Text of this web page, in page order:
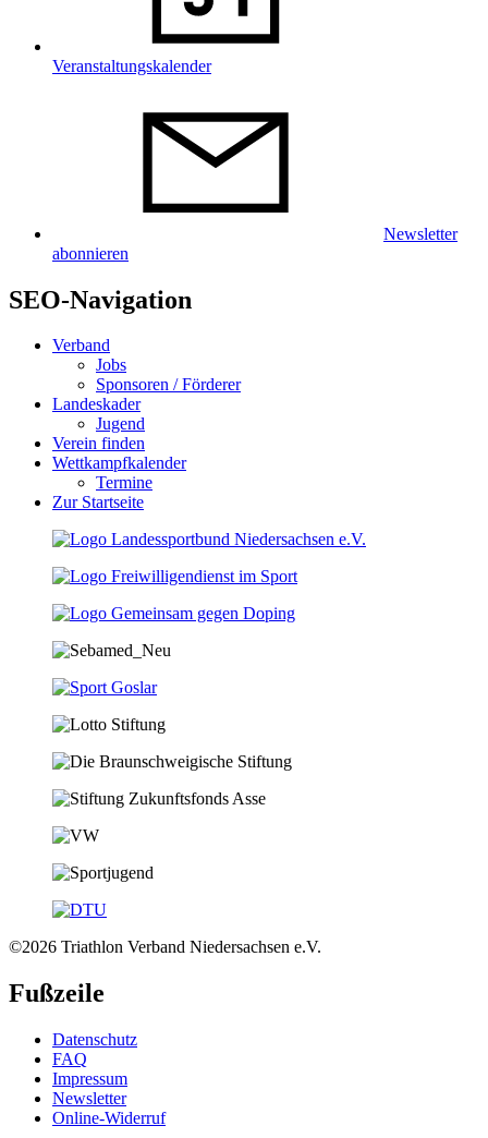
Veranstaltungskalender
Newsletter
abonnieren
SEO-Navigation
Verband
Jobs
Sponsoren / Förderer
Landeskader
Jugend
Verein finden
Wettkampfkalender
Termine
Zur Startseite
©2026 Triathlon Verband Niedersachsen e.V.
Fußzeile
Datenschutz
FAQ
Impressum
Newsletter
Online-Widerruf